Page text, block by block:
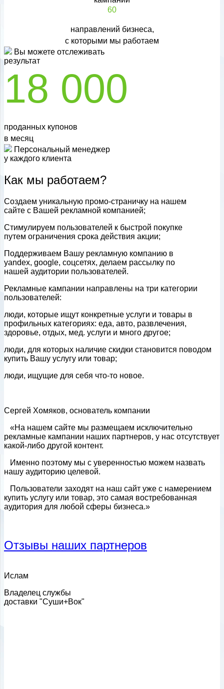
60
направлений бизнеса,
с которыми мы работаем
Вы можете отслеживать
результат
18 000
проданных купонов
в месяц
Персональный менеджер
у каждого клиента
Как мы работаем?
Создаем уникальную промо-страничку на нашем
сайте с Вашей рекламной компанией;
Стимулируем пользователей к быстрой покупке
путем ограничения срока действия акции;
Поддерживаем Вашу рекламную компанию в
yandex, google, соцсетях, делаем рассылку по
нашей аудитории пользователей.
Рекламные кампании направлены на три категории
пользователей:
люди, которые ищут конкретные услуги и товары в
профильных категориях: еда, авто, развлечения,
здоровье, отдых, мед. услуги и много другое;
люди, для которых наличие скидки становится поводом
купить Вашу услугу или товар;
люди, ищущие для себя что-то новое.
Сергей Хомяков, основатель компании
«На нашем сайте мы размещаем исключительно
рекламные кампании наших партнеров, у нас отсутствует
какой-либо другой контент.
Именно поэтому мы с уверенностью можем назвать
нашу аудиторию целевой.
Пользователи заходят на наш сайт уже с намерением
купить услугу или товар, это самая востребованная
аудитория для любой сферы бизнеса.»
Отзывы наших партнеров
Ислам
Владелец службы
доставки "Суши+Вок"